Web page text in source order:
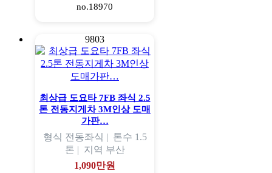
no.18970
9803
최상급 도요타 7FB 좌식 2.5
톤 전동지게차 3M인상 도매
가판…
형식 전동좌식 | 톤수 1.5
톤 | 지역 부산
1,090만원